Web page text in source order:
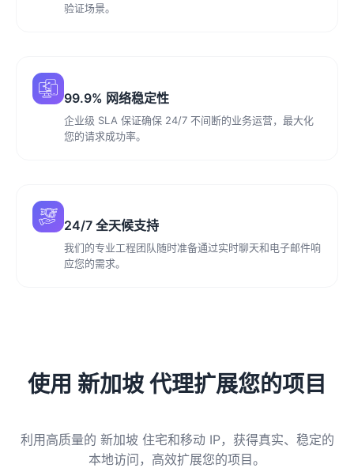
验证场景。
99.9% 网络稳定性
企业级 SLA 保证确保 24/7 不间断的业务运营，最大化
您的请求成功率。
24/7 全天候支持
我们的专业工程团队随时准备通过实时聊天和电子邮件响
应您的需求。
使用 新加坡 代理扩展您的项目
利用高质量的 新加坡 住宅和移动 IP，获得真实、稳定的
本地访问，高效扩展您的项目。